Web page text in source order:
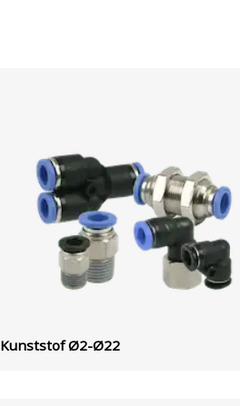
Kunststof Ø2-Ø22